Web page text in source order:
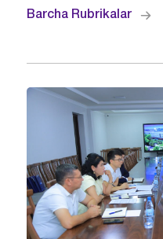
Barcha Rubrikalar